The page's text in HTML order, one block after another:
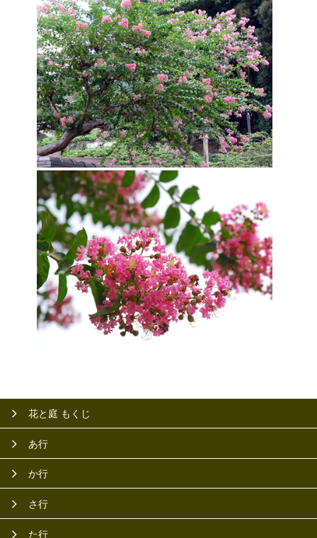
花と庭 もくじ
あ行
か行
さ行
た行